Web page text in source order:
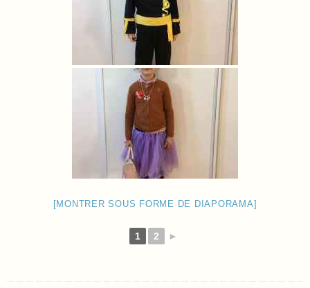
[MONTRER SOUS FORME DE DIAPORAMA]
1 2 ►